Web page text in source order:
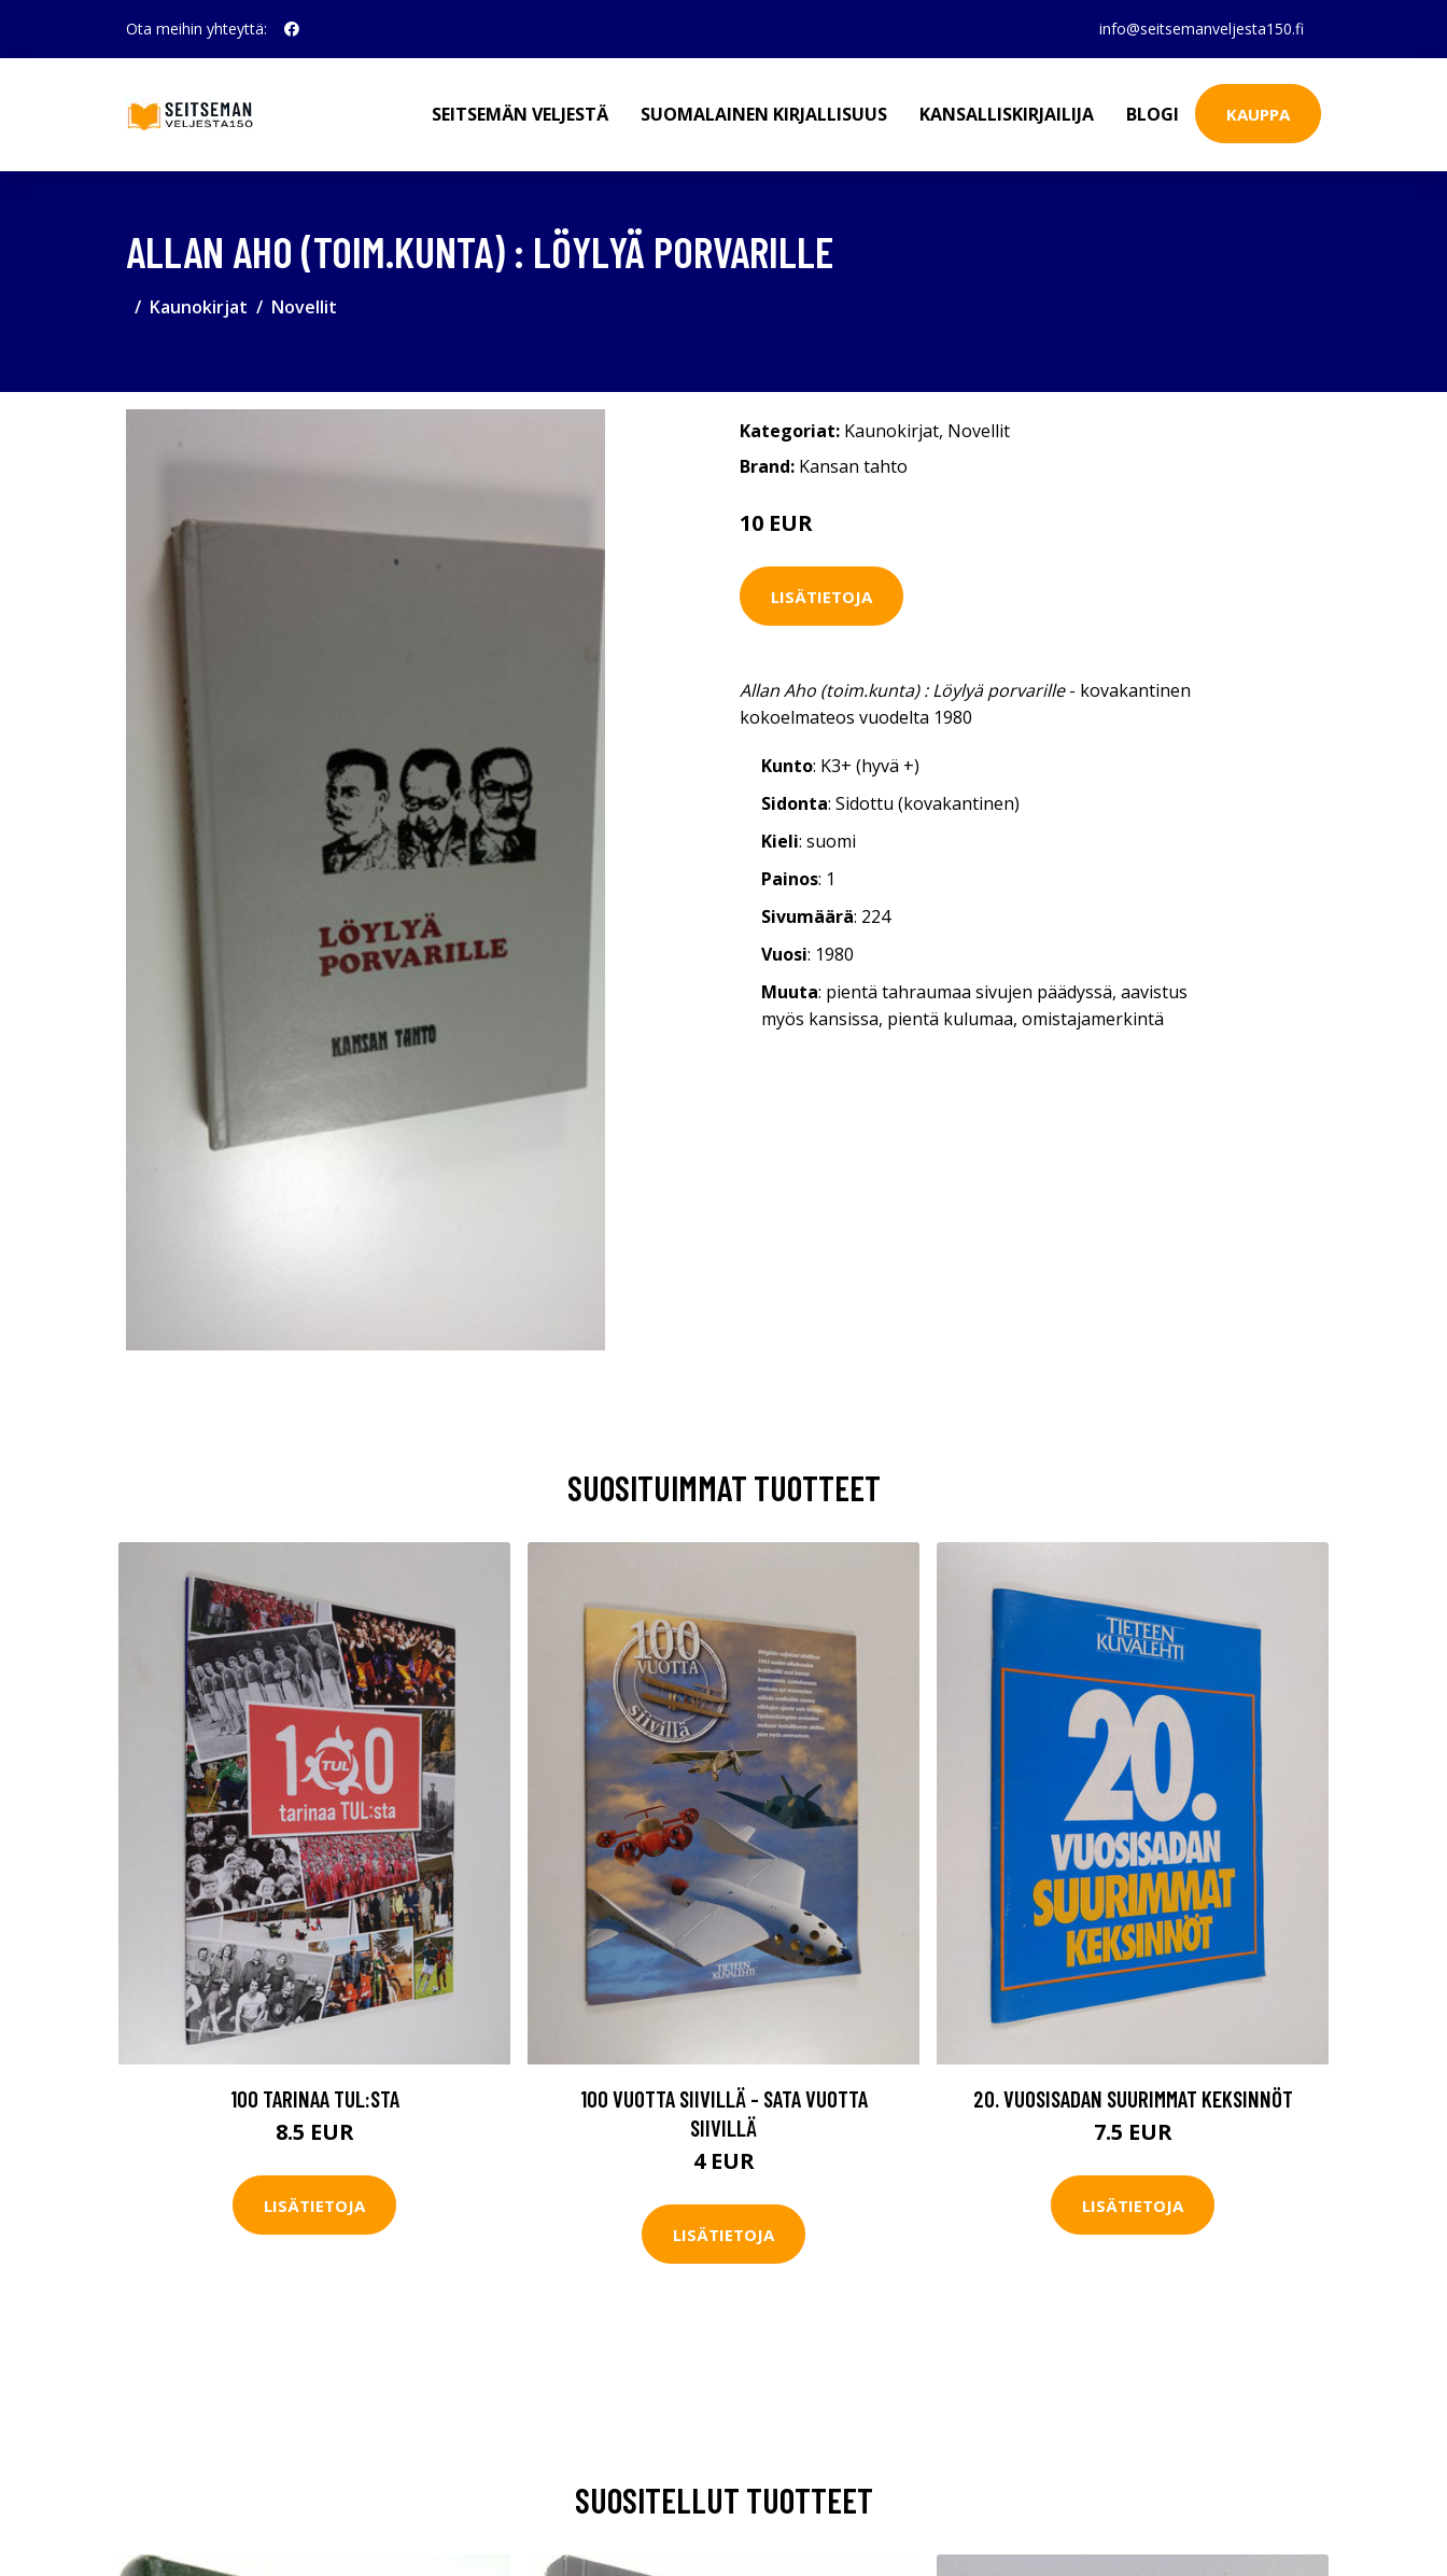
Ota meihin yhteyttä: info@seitsemanveljesta150.fi
SEITSEMÄN VELJESTÄ SUOMALAINEN KIRJALLISUUS KANSALLISKIRJAILIJA BLOGI KAUPPA
ALLAN AHO (TOIM.KUNTA) : LÖYLYÄ PORVARILLE
Kaunokirjat Novellit
Kategoriat: Kaunokirjat, Novellit
Brand: Kansan tahto
10 EUR
LISÄTIETOJA
Allan Aho (toim.kunta) : Löylyä porvarille- kovakantinen
kokoelmateos vuodelta 1980
Kunto: K3+ (hyvä +)
Sidonta: Sidottu (kovakantinen)
Kieli: suomi
Painos: 1
Sivumäärä: 224
Vuosi: 1980
Muuta: pientä tahraumaa sivujen päädyssä, aavistus
myös kansissa, pientä kulumaa, omistajamerkintä
SUOSITUIMMAT TUOTTEET
100 TARINAA TUL:STA
8.5 EUR
LISÄTIETOJA
100 VUOTTA SIIVILLÄ - SATA VUOTTA
SIIVILLÄ
4 EUR
LISÄTIETOJA
20. VUOSISADAN SUURIMMAT KEKSINNÖT
7.5 EUR
LISÄTIETOJA
SUOSITELLUT TUOTTEET